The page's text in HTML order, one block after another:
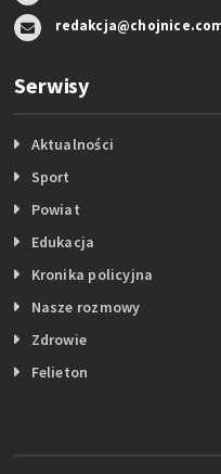
Serwisy
Aktualności
Sport
Powiat
Edukacja
Kronika policyjna
Nasze rozmowy
Zdrowie
Felieton